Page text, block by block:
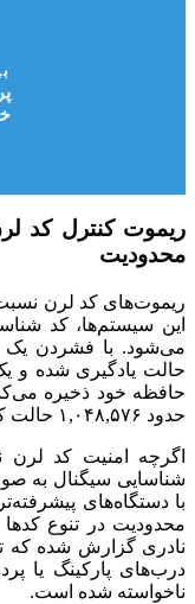
محدودیت
ریموت‌های کد لرن
این سیستم‌ها، کد
می‌شود. با فشردن یک
حدود ۱,۰۴۸,۵۷۶ حالت کدگذاری هستند.
اگرچه امنیت کد لرن
شناسایی سیگنال به
با دستگاه‌های
محدودیت در تنوع
نادری گزارش شده که
درب‌های پارکینگ یا
ناخواسته شده است.